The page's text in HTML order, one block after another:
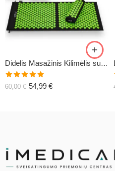
Didelis Masažinis Kilimėlis su Pagalve XL-CLASSIC1
Įvertinimas:
5.00
60,00€ 54,99 €